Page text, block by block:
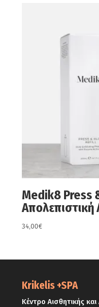
Medik8 Press
34,00€
Krikelis +SPA
Κέντρο Αισθητικής